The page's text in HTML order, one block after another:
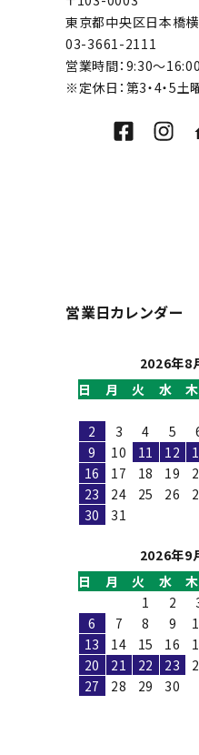
東京都中央区日本橋横
03-3661-2111
営業時間：9:30～16:00
※定休日：第3・4・5土
営業日カレンダー
2026年8
日
月 火 水 木
2
3 4 5
9
10 11 12
16
17 18 19
23
24 25 26
30
31
2026年9
日
月 火 水 木
1
2
6
7 8 9
13
14 15 16
20
21 22 23
27
28 29
30